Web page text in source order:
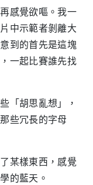
感覺欲嘔。我一
中示範者剝離大
到的首先是這塊
一起比賽誰先找
胡思亂想」，
那些冗長的字母
某樣東西，感覺
的藍天。